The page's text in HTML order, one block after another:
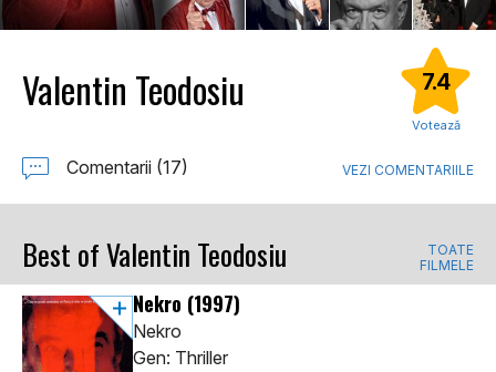
Valentin Teodosiu 7.4
Votează
Comentarii (17) VEZI COMENTARIILE
Best of Valentin Teodosiu
TOATE
FILMELE
Nekro (1997)
Nekro
Gen: Thriller